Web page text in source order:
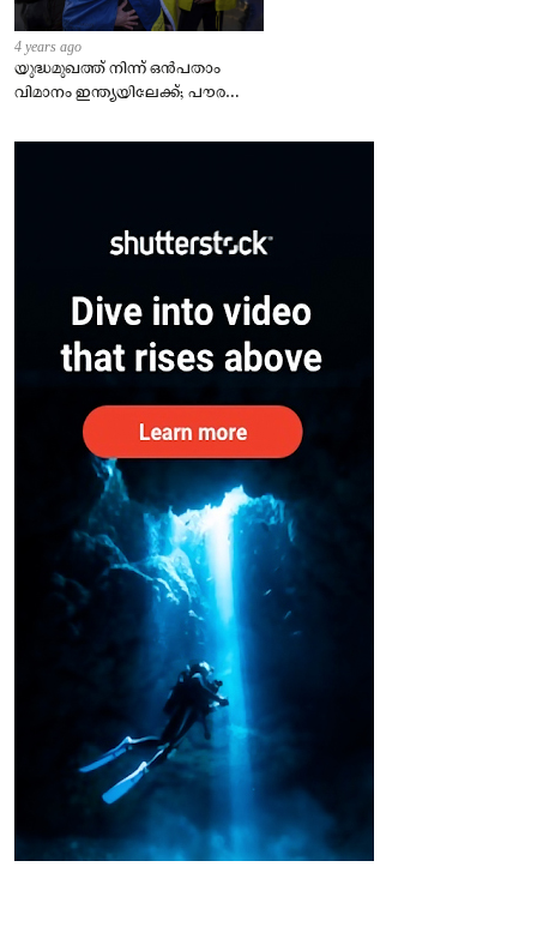
4 years ago
യുദ്ധമുഖത്ത് നിന്ന് ഒൻപതാം
വിമാനം ഇന്ത്യയിലേക്ക്; പൗരന്മാർ
– കേന്ദ്രം